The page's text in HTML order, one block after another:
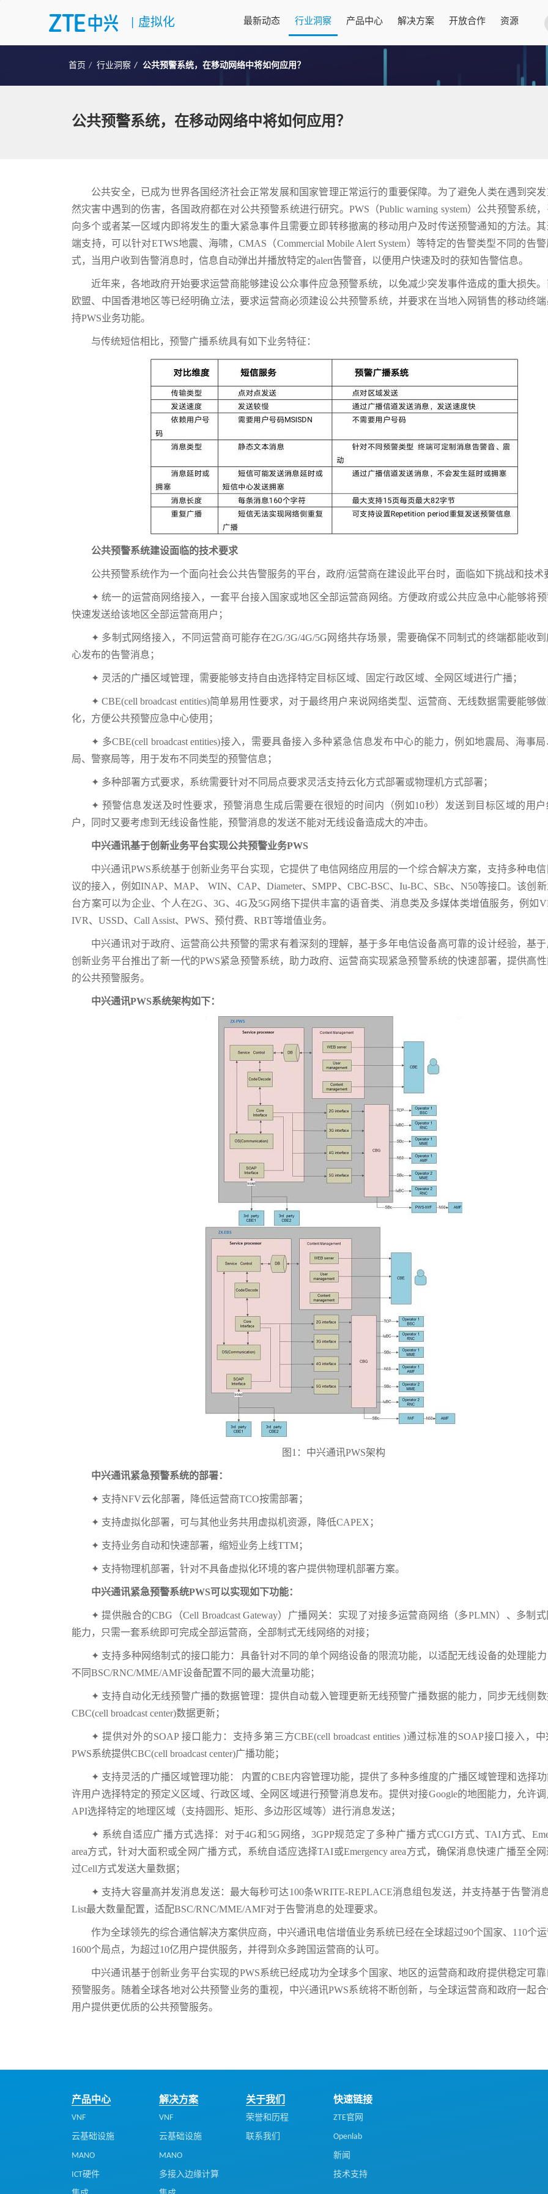
虚拟化 最新动态 行业洞察 产品中心 解决方案 开放合作 资源
首页 行业洞察 公共预警系统，在移动网络中将如何应用？
公共预警系统，在移动网络中将如何应用？
公共安全，已成为世界各国经济社会正常发展和国家管理正常运行的重要保障。为了避免人类在遇到突
然灾害中遇到的伤害，各国政府都在对公共预警系统进行研究。PWS（Public warning system）公共预警系统
向多个或者某一区域内即将发生的重大紧急事件且需要立即转移撤离的移动用户及时传送预警通知的方法。
端支持，可以针对ETWS地震、海啸，CMAS（Commercial Mobile Alert System）等特定的告警类型不同的告
式，当用户收到告警消息时，信息自动弹出并播放特定的alert告警音，以便用户快速及时的获知告警信息。
近年来，各地政府开始要求运营商能够建设公众事件应急预警系统，以免减少突发事件造成的重大损失
欧盟、中国香港地区等已经明确立法，要求运营商必须建设公共预警系统，并要求在当地入网销售的移动终
持PWS业务功能。
与传统短信相比，预警广播系统具有如下业务特征：
公共预警系统建设面临的技术要求
公共预警系统作为一个面向社会公共告警服务的平台，政府/运营商在建设此平台时，面临如下挑战和技术
✦ 统一的运营商网络接入，一套平台接入国家或地区全部运营商网络。方便政府或公共应急中心能够将
快速发送给该地区全部运营商用户；
✦ 多制式网络接入，不同运营商可能存在2G/3G/4G/5G网络共存场景，需要确保不同制式的终端都能收
心发布的告警消息；
✦ 灵活的广播区域管理，需要能够支持自由选择特定目标区域、固定行政区域、全网区域进行广播；
✦ CBE(cell broadcast entities)简单易用性要求，对于最终用户来说网络类型、运营商、无线数据需要能够
化，方便公共预警应急中心使用；
✦ 多CBE(cell broadcast entities)接入，需要具备接入多种紧急信息发布中心的能力，例如地震局、海事
局、警察局等，用于发布不同类型的预警信息；
✦ 多种部署方式要求，系统需要针对不同局点要求灵活支持云化方式部署或物理机方式部署；
✦ 预警信息发送及时性要求，预警消息生成后需要在很短的时间内（例如10秒）发送到目标区域的用
户，同时又要考虑到无线设备性能，预警消息的发送不能对无线设备造成大的冲击。
中兴通讯基于创新业务平台实现公共预警业务PWS
中兴通讯PWS系统基于创新业务平台实现，它提供了电信网络应用层的一个综合解决方案，支持多种电
议的接入，例如INAP、MAP、 WIN、CAP、Diameter、SMPP、CBC-BSC、Iu-BC、SBc、N50等接口。该创
台方案可以为企业、个人在2G、3G、4G及5G网络下提供丰富的语音类、消息类及多媒体类增值服务，例如
IVR、USSD、Call Assist、PWS、预付费、RBT等增值业务。
中兴通讯对于政府、运营商公共预警的需求有着深刻的理解，基于多年电信设备高可靠的设计经验，基
创新业务平台推出了新一代的PWS紧急预警系统，助力政府、运营商实现紧急预警系统的快速部署，提供高
的公共预警服务。
中兴通讯PWS系统架构如下：
图1：中兴通讯PWS架构
中兴通讯紧急预警系统的部署：
✦ 支持NFV云化部署，降低运营商TCO按需部署；
✦ 支持虚拟化部署，可与其他业务共用虚拟机资源，降低CAPEX；
✦ 支持业务自动和快速部署，缩短业务上线TTM；
✦ 支持物理机部署，针对不具备虚拟化环境的客户提供物理机部署方案。
中兴通讯紧急预警系统PWS可以实现如下功能：
✦ 提供融合的CBG（Cell Broadcast Gateway）广播网关：实现了对接多运营商网络（多PLMN）、多制
能力，只需一套系统即可完成全部运营商，全部制式无线网络的对接；
✦ 支持多种网络制式的接口能力：具备针对不同的单个网络设备的限流功能，以适配无线设备的处理能
不同BSC/RNC/MME/AMF设备配置不同的最大流量功能；
✦ 支持自动化无线预警广播的数据管理：提供自动载入管理更新无线预警广播数据的能力，同步无线侧
CBC(cell broadcast center)数据更新；
✦ 提供对外的SOAP 接口能力：支持多第三方CBE(cell broadcast entities )通过标准的SOAP接口接入，
PWS系统提供CBC(cell broadcast center)广播功能；
✦ 支持灵活的广播区域管理功能： 内置的CBE内容管理功能，提供了多种多维度的广播区域管理和选择
许用户选择特定的预定义区域、行政区域、全网区域进行预警消息发布。提供对接Google的地图能力，允许
API选择特定的地理区域（支持圆形、矩形、多边形区域等）进行消息发送；
✦ 系统自适应广播方式选择：对于4G和5G网络，3GPP规范定了多种广播方式CGI方式、TAI方式、
area方式，针对大面积或全网广播方式，系统自适应选择TAI或Emergency area方式，确保消息快速广播至全
过Cell方式发送大量数据；
✦ 支持大容量高并发消息发送：最大每秒可达100条WRITE-REPLACE消息组包发送，并支持基于告警消
List最大数量配置，适配BSC/RNC/MME/AMF对于告警消息的处理要求。
作为全球领先的综合通信解决方案供应商，中兴通讯电信增值业务系统已经在全球超过90个国家、110个
1600个局点，为超过10亿用户提供服务，并得到众多跨国运营商的认可。
中兴通讯基于创新业务平台实现的PWS系统已经成功为全球多个国家、地区的运营商和政府提供稳定可
预警服务。随着全球各地对公共预警业务的重视，中兴通讯PWS系统将不断创新，与全球运营商和政府一起
用户提供更优质的公共预警服务。
产品中心
VNF
云基础设施
MANO
ICT硬件
解决方案
VNF
云基础设施
MANO
多接入边缘计算
关于我们
荣誉和历程
联系我们
快速链接
ZTE官网
Openlab
新闻
技术支持